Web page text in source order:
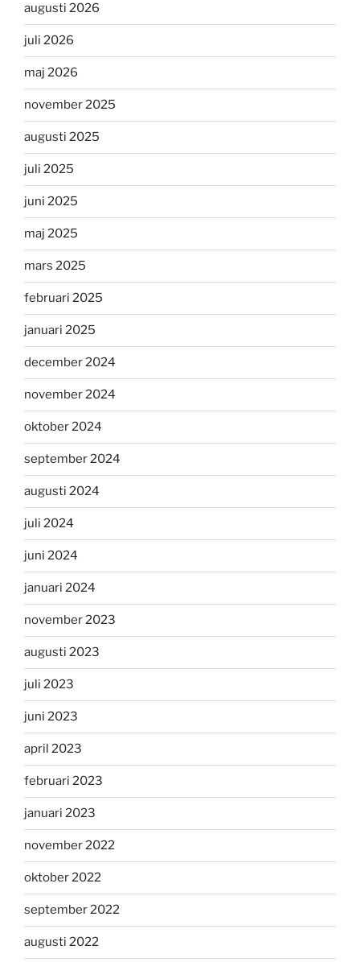
augusti 2026
juli 2026
maj 2026
november 2025
augusti 2025
juli 2025
juni 2025
maj 2025
mars 2025
februari 2025
januari 2025
december 2024
november 2024
oktober 2024
september 2024
augusti 2024
juli 2024
juni 2024
januari 2024
november 2023
augusti 2023
juli 2023
juni 2023
april 2023
februari 2023
januari 2023
november 2022
oktober 2022
september 2022
augusti 2022